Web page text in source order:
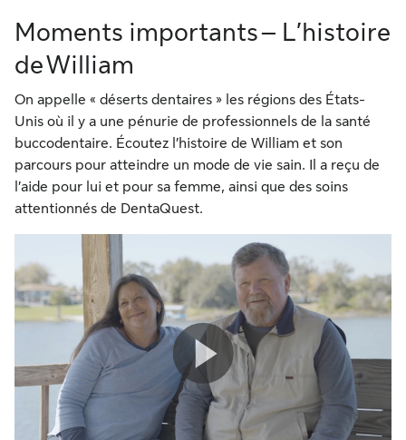
Moments importants – L’histoire
de William
On appelle « déserts dentaires » les régions des États-
Unis où il y a une pénurie de professionnels de la santé
buccodentaire. Écoutez l’histoire de William et son
parcours pour atteindre un mode de vie sain. Il a reçu de
l’aide pour lui et pour sa femme, ainsi que des soins
attentionnés de DentaQuest.